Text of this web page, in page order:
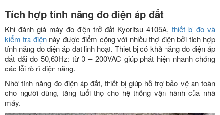
Tích hợp tính năng đo điện áp đất
Khi đánh giá máy đo điện trở đất Kyoritsu 4105A,thiết bị đo và
kiểm tra điệnnày được điểm cộng với nhiều thợ điện bởi tích hợp
tính năng đo điện áp đất linh hoạt. Thiết bị có khả năng đo điện áp
đất dải đo 50,60Hz: từ 0 – 200VAC giúp phát hiện nhanh chóng
các lỗi rò rỉ điện năng.
Nhờ tính năng đo điện áp đất, thiết bị giúp hỗ trợ bảo vệ an toàn
cho người dùng, tăng tuổi thọ cho hệ thống vận hành của nhà
máy.